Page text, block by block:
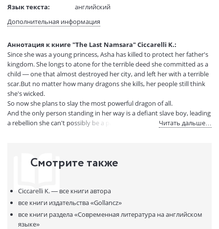
Язык текста:
английский
Тип обложки:
Мягкая обложка
Вес:
310 гр.
Страниц:
432
Код товара:
50053296
Артикул:
310759
ISBN:
В продаже с:
16.11.2021
Дополнительная информация
Аннотация к книге "The Last Namsara" Ciccarelli K.:
Since she was a young princess, Asha has killed to protect her father's
kingdom. She longs to atone for the terrible deed she committed as a
child — one that almost destroyed her city, and left her with a terrible
scar.But no matter how many dragons she kills, her people still think
she's wicked.
So now she plans to slay the most powerful dragon of all.
And the only person standing in her way is a defiant slave boy, leading
a rebellion she can't possibly be a part of...
Tomi Adeyemi.
Читать дальше…
Смотрите также
Ciccarelli K. — все книги автора
все книги издательства«Gollancz»
все книги раздела«Современная литература на английском
языке»